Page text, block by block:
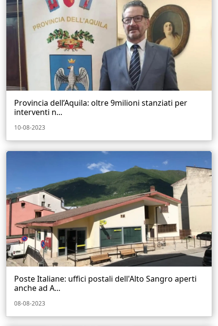
Provincia dell’Aquila: oltre 9milioni stanziati per
interventi n...
10-08-2023
Poste Italiane: uffici postali dell'Alto Sangro aperti
anche ad A...
08-08-2023